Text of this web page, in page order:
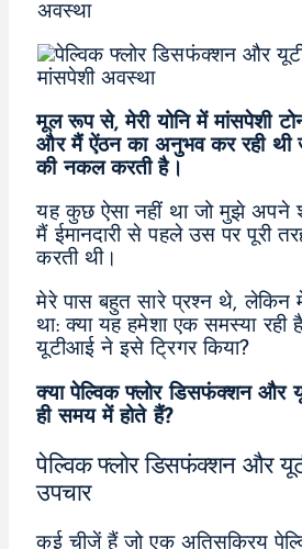
मूल रूप से, मेरी योनि में मांसपेशी
और मैं ऐंठन का अनुभव कर रही थी
की नकल करती है।
यह कुछ ऐसा नहीं था जो मुझे अपने
मैं ईमानदारी से पहले उस पर पूरी
करती थी।
मेरे पास बहुत सारे प्रश्न थे, लेकिन
था: क्या यह हमेशा एक समस्या रही
यूटीआई ने इसे ट्रिगर किया?
क्या पेल्विक फ्लोर डिसफंक्शन
ही समय में होते हैं?
पेल्विक फ्लोर डिसफंक्शन और
उपचार
कई चीजें हैं जो एक अतिसक्रिय